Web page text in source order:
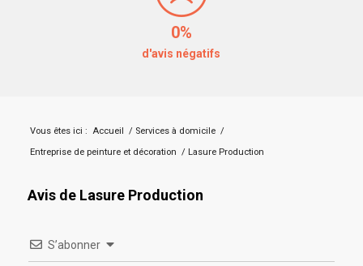
0%
d'avis négatifs
Vous êtes ici : Accueil / Services à domicile /
Entreprise de peinture et décoration / Lasure Production
Avis de Lasure Production
S’abonner